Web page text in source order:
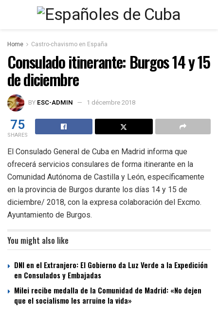
Home Castro-chavismo en España
Consulado itinerante: Burgos 14 y 15
de diciembre
BY ESC-ADMIN 1 décembre 2018
75
SHARES
El Consulado General de Cuba en Madrid informa que
ofrecerá servicios consulares de forma itinerante en la
Comunidad Autónoma de Castilla y León, específicamente
en la provincia de Burgos durante los días 14 y 15 de
diciembre/ 2018, con la expresa colaboración del Excmo.
Ayuntamiento de Burgos.
You might also like
DNI en el Extranjero: El Gobierno da Luz Verde a la Expedición
en Consulados y Embajadas
Milei recibe medalla de la Comunidad de Madrid: «No dejen
que el socialismo les arruine la vida»